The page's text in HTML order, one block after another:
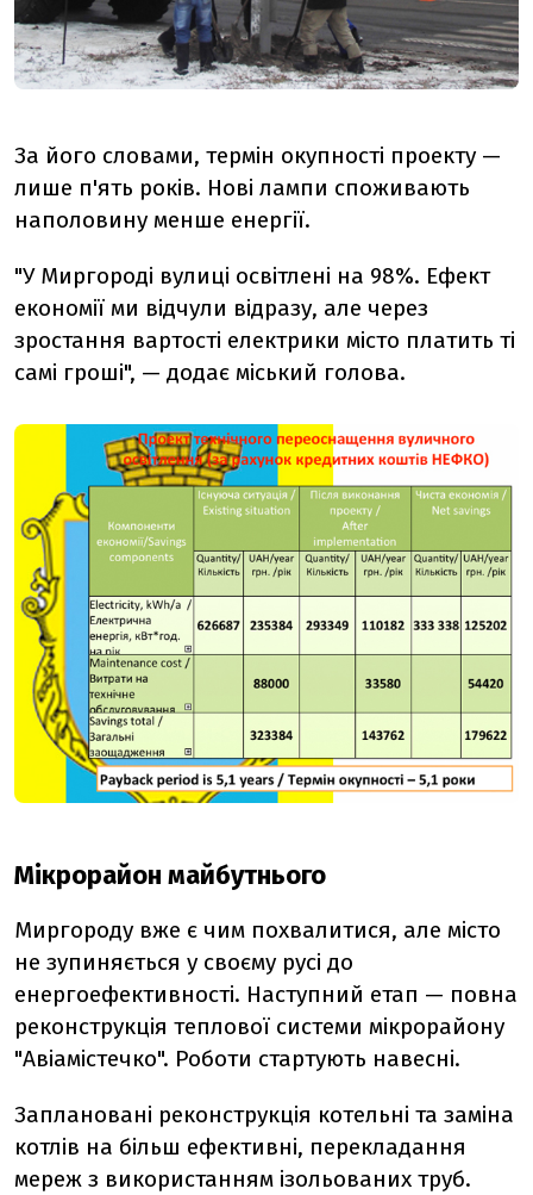
За його словами, термін окупності проекту —
лише п'ять років. Нові лампи споживають
наполовину менше енергії.
"У Миргороді вулиці освітлені на 98%. Ефект
економії ми відчули відразу, але через
зростання вартості електрики місто платить ті
самі гроші", — додає міський голова.
Мікрорайон майбутнього
Миргороду вже є чим похвалитися, але місто
не зупиняється у своєму русі до
енергоефективності. Наступний етап — повна
реконструкція теплової системи мікрорайону
"Авіамістечко". Роботи стартують навесні.
Заплановані реконструкція котельні та заміна
котлів на більш ефективні, перекладання
мереж з використанням ізольованих труб.